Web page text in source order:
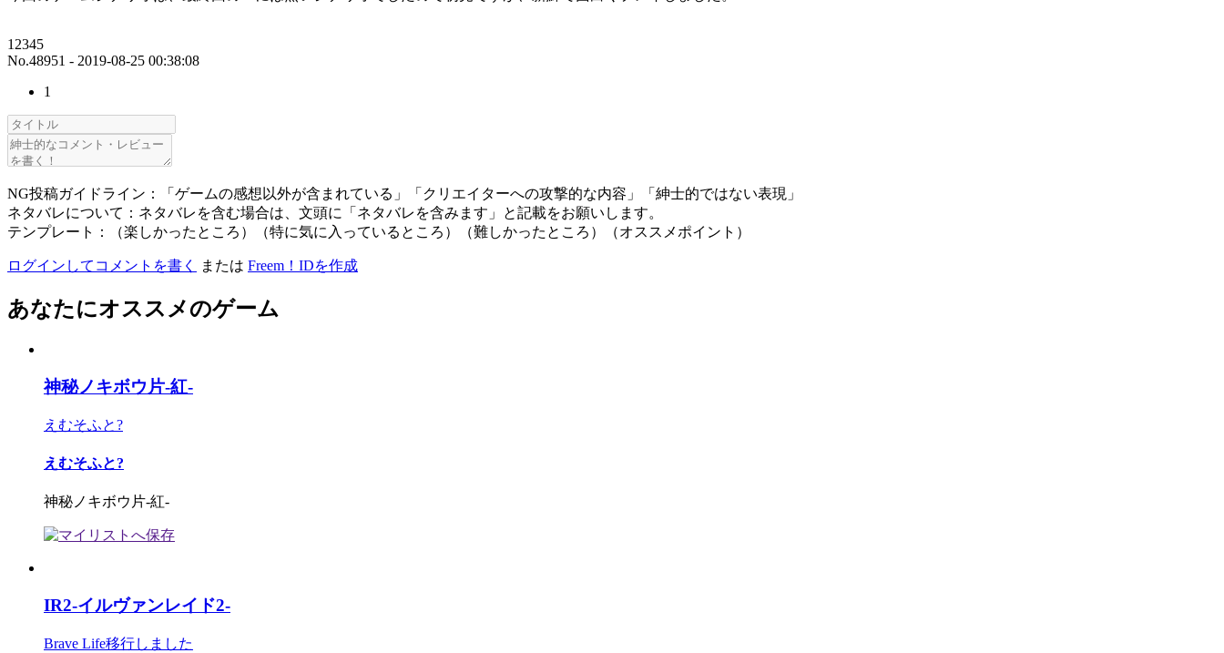
12345
No.48951 - 2019-08-25 00:38:08
1
NG投稿ガイドライン：「ゲームの感想以外が含まれている」「クリエイターへの攻撃的な内容」「紳士的ではない表現」
ネタバレについて：ネタバレを含む場合は、文頭に「ネタバレを含みます」と記載をお願いします。
テンプレート：（楽しかったところ）（特に気に入っているところ）（難しかったところ）（オススメポイント）
ログインしてコメントを書く または Freem！IDを作成
あなたにオススメのゲーム
神秘ノキボウ片-紅-
えむそふと?
えむそふと?
神秘ノキボウ片-紅-
IR2-イルヴァンレイド2-
Brave Life移行しました